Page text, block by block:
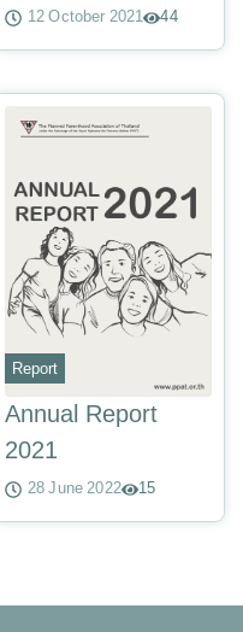
12 October 2021 44
Report
Annual Report
2021
28 June 2022 15